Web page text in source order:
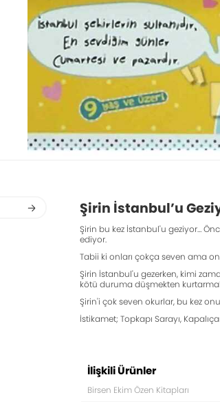
Şirin İstanbul’u
Şirin bu kez İstanbul'u geziyor…
ediyor.
Tabii ki onları çokça seven ama
Şirin İstanbul'u gezerken, kimi
kötü duruma düşmekten
Şirin'i çok seven okurlar, bu kez
İstikamet; Topkapı Sarayı,
İlişkili Ürünler
Birsen Ekim Özen Kitapları